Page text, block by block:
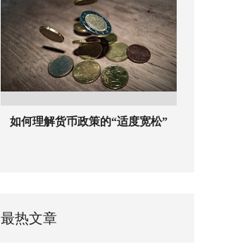
如何理解货币政策的“适度宽松”
最热文章